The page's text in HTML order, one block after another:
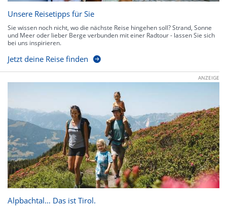
Unsere Reisetipps für Sie
Sie wissen noch nicht, wo die nächste Reise hingehen soll? Strand, Sonne
und Meer oder lieber Berge verbunden mit einer Radtour - lassen Sie sich
bei uns inspirieren.
Jetzt deine Reise finden
ANZEIGE
Alpbachtal… Das ist Tirol.